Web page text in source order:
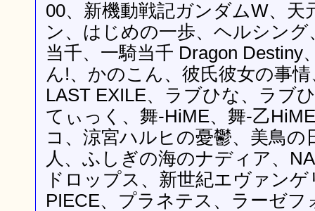
00、新機動戦記ガンダムW、天
ン、はじめの一歩、ヘルシン
当千、一騎当千 Dragon Destiny
ん!、かのこん、彼氏彼女の事
LAST EXILE、ラブひな、ラブ
てぃっく、舞-HiME、舞-乙
コ、涼宮ハルヒの憂鬱、美鳥の
人、ふしぎの海のナディア、
ドロップス、新世紀エヴァン
PIECE、プラネテス、ラーゼフ